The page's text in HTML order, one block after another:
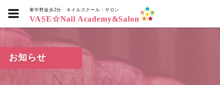
東中野徒歩2分ネイルスクール・サロン
VASE☆Nail Academy&Salon
お知らせ